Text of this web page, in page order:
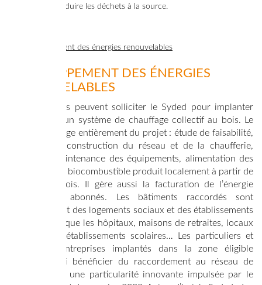
moyens pour réduire les déchets à la source.
DÉVELOPPEMENT DES ÉNERGIES
RENOUVELABLES
Les communes peuvent solliciter le Syded pour implanter
gratuitement un système de chauffage collectif au bois. Le
Syded se charge entièrement du projet : étude de faisabilité,
financement, construction du réseau et de la chaufferie,
gestion et maintenance des équipements, alimentation des
chaudières en biocombustible produit localement à partir de
déchets de bois. Il gère aussi la facturation de l’énergie
fournie aux abonnés. Les bâtiments raccordés sont
prioritairement des logements sociaux et des établissements
collectifs tels que les hôpitaux, maisons de retraites, locaux
communaux, établissements scolaires… Les particuliers et
les petites entreprises implantés dans la zone éligible
peuvent aussi bénéficier du raccordement au réseau de
chaleur. C’est une particularité innovante impulsée par le